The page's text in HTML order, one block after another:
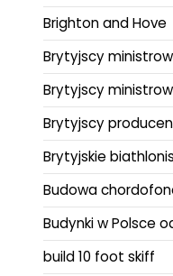
Brighton and Hove
Brytyjscy
Brytyjscy
Brytyjscy
Brytyjskie
Budowa
Budynki w Polsce
build 10 foot skiff